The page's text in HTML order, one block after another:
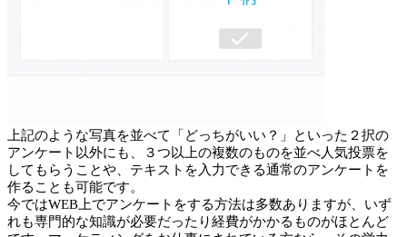
上記のような写真を並べて「どっちがいい？」といった２択の
アンケート以外にも、３つ以上の複数のものを並べ人気投票を
してもらうことや、テキストを入力できる通常のアンケートを
作ることも可能です。
今ではWEB上でアンケートをする方法は多数ありますが、いず
れも専門的な知識が必要だったり経費がかかるものがほとんど